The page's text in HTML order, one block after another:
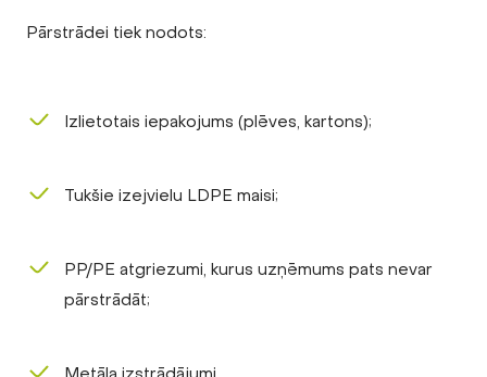
Pārstrādei tiek nodots:
Izlietotais iepakojums (plēves, kartons);
Tukšie izejvielu LDPE maisi;
PP/PE atgriezumi, kurus uzņēmums pats nevar
pārstrādāt;